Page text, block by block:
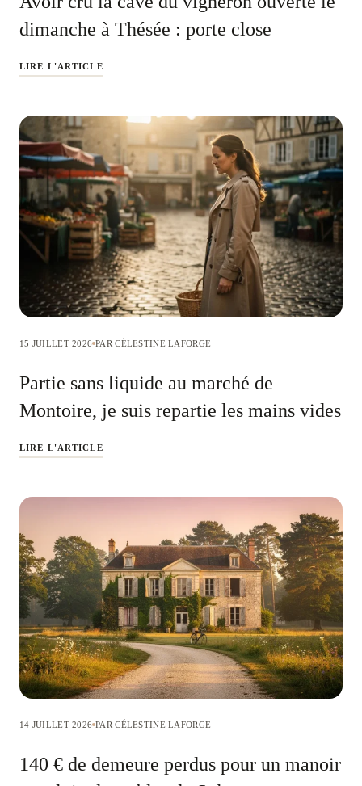
dimanche à Thésée : porte close
LIRE L'ARTICLE
15 JUILLET 2026 PAR CÉLESTINE LAFORGE
Partie sans liquide au marché de
Montoire, je suis repartie les mains vides
LIRE L'ARTICLE
14 JUILLET 2026 PAR CÉLESTINE LAFORGE
140 € de demeure perdus pour un manoir